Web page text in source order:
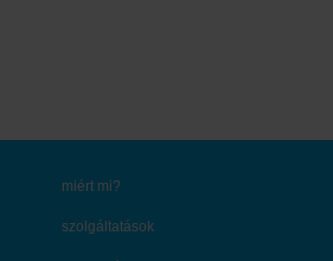
miért mi?
szolgáltatások